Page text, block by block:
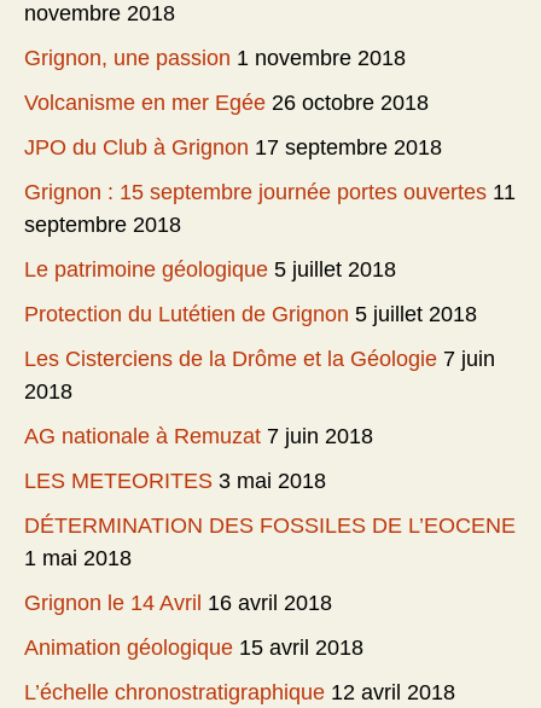
novembre 2018
Grignon, une passion 1 novembre 2018
Volcanisme en mer Egée 26 octobre 2018
JPO du Club à Grignon 17 septembre 2018
Grignon : 15 septembre journée portes ouvertes 11
septembre 2018
Le patrimoine géologique 5 juillet 2018
Protection du Lutétien de Grignon 5 juillet 2018
Les Cisterciens de la Drôme et la Géologie 7 juin
2018
AG nationale à Remuzat 7 juin 2018
LES METEORITES 3 mai 2018
DÉTERMINATION DES FOSSILES DE L’EOCENE
1 mai 2018
Grignon le 14 Avril 16 avril 2018
Animation géologique 15 avril 2018
L’échelle chronostratigraphique 12 avril 2018